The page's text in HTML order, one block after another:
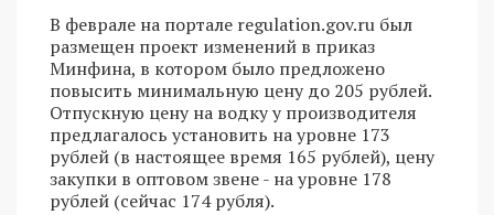
В феврале на портале regulation.gov.ru был
размещен проект изменений в приказ
Минфина, в котором было предложено
повысить минимальную цену до 205 рублей.
Отпускную цену на водку у производителя
предлагалось установить на уровне 173
рублей (в настоящее время 165 рублей), цену
закупки в оптовом звене - на уровне 178
рублей (сейчас 174 рубля).